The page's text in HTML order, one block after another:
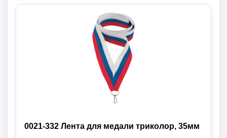
0021-332 Лента для медали триколор, 35мм